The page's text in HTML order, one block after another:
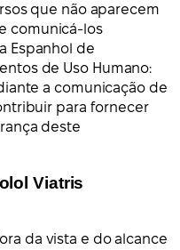
que não aparecem
comunicá-los
Espanhol de
de Uso Humano:
a comunicação de
para fornecer
deste
Viatris
da vista e do alcance